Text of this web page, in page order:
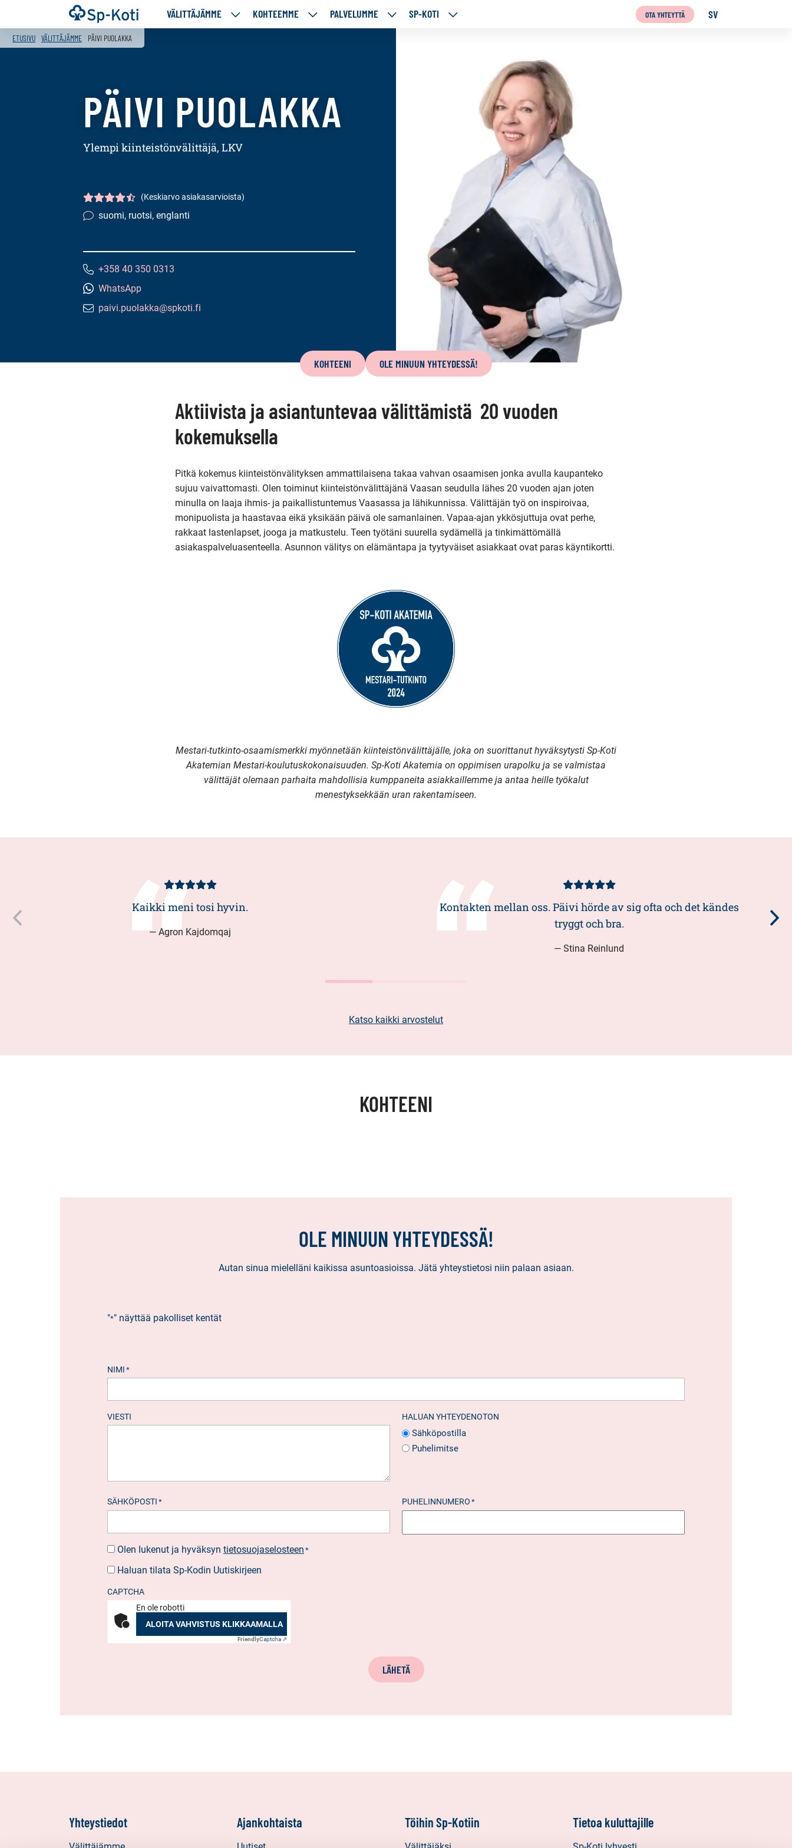
Siirry
sisältöön
Etusivu VÄLITTÄJÄMME
VÄLITTÄJÄMME
KOHTEEMME
KOHTEEMME
PALVELUMME
PALVELUMME
SP-KOTI
SP-
OTA YHTEYTTÄ SV
SVENSKA
ETUSIVU VÄLITTÄJÄMME PÄIVI PUOLAKKA
PÄIVI PUOLAKKA
Ylempi kiinteistönvälittäjä, LKV
Asiakasarvio
4.5/5
(Keskiarvo asiakasarvioista)
Kielitaito:
suomi, ruotsi, englanti
Puhelinnumero:
+358 40 350 0313
WhatsApp
Sähköpostiosoite:
paivi.puolakka@spkoti.fi
sivun
KOHTEENI OLE MINUUN YHTEYDESSÄ!
Aktiivista ja asiantuntevaa välittämistä 20 vuoden
kokemuksella
Pitkä kokemus kiinteistönvälityksen ammattilaisena takaa vahvan osaamisen jonka avulla kaupanteko
sujuu vaivattomasti. Olen toiminut kiinteistönvälittäjänä Vaasan seudulla lähes 20 vuoden ajan joten
minulla on laaja ihmis- ja paikallistuntemus Vaasassa ja lähikunnissa. Välittäjän työ on inspiroivaa,
monipuolista ja haastavaa eikä yksikään päivä ole samanlainen. Vapaa-ajan ykkösjuttuja ovat perhe,
rakkaat lastenlapset, jooga ja matkustelu. Teen työtäni suurella sydämellä ja tinkimättömällä
asiakaspalveluasenteella. Asunnon välitys on elämäntapa ja tyytyväiset asiakkaat ovat paras käyntikortti.
Mestari-tutkinto-osaamismerkki myönnetään kiinteistönvälittäjälle, joka on suorittanut hyväksytysti Sp-Koti
Akatemian Mestari-koulutuskokonaisuuden. Sp-Koti Akatemia on oppimisen urapolku ja se valmistaa
välittäjät olemaan parhaita mahdollisia kumppaneita asiakkaillemme ja antaa heille työkalut
menestyksekkään uran rakentamiseen.
Asiakasarvio
5/5
Kaikki meni tosi hyvin.
— Agron Kajdomqaj
Asiakasarvio
5/5
Kontakten mellan oss. Päivi hörde av sig ofta och det kändes
tryggt och bra.
— Stina Reinlund
Katso kaikki arvostelut
KOHTEENI
OLE MINUUN YHTEYDESSÄ!
Autan sinua mielelläni kaikissa asuntoasioissa. Jätä yhteystietosi niin palaan asiaan.
"*" näyttää pakolliset kentät
NIMI *
VIESTI HALUAN YHTEYDENOTON
Sähköpostilla
Puhelimitse
SÄHKÖPOSTI * PUHELINNUMERO *
SUOSTUMUS*
Olen lukenut ja hyväksyn tietosuojaselosteen *
UUTISKIRJEEN
Haluan tilata Sp-Kodin Uutiskirjeen
CAPTCHA
En ole robotti
ALOITA VAHVISTUS KLIKKAAMALLA
FriendlyCaptcha ⇗
LÄHETÄ
Yhteystiedot Ajankohtaista Töihin Sp-Kotiin Tietoa kuluttajille